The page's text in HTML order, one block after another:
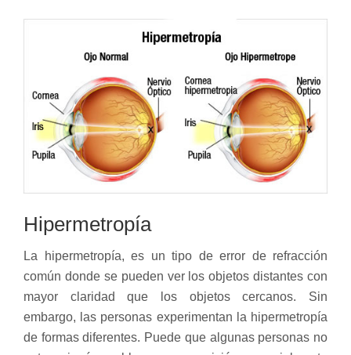
Hipermetropía
La hipermetropía, es un tipo de error de refracción
común donde se pueden ver los objetos distantes con
mayor claridad que los objetos cercanos. Sin
embargo, las personas experimentan la hipermetropía
de formas diferentes. Puede que algunas personas no